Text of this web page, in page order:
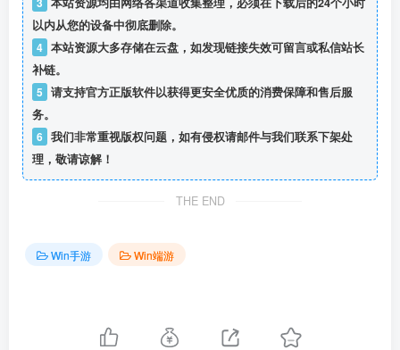
以内从您的设备中彻底删除。
4 本站资源大多存储在云盘，如发现链接失效可留言或私信站长
补链。
5 请支持官方正版软件以获得更安全优质的消费保障和售后服
务。
6 我们非常重视版权问题，如有侵权请邮件与我们联系下架处
理，敬请谅解！
THE END
Win手游 Win端游